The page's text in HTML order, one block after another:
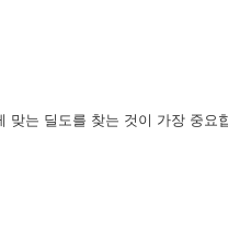
는 딜도를 찾는 것이 가장 중요